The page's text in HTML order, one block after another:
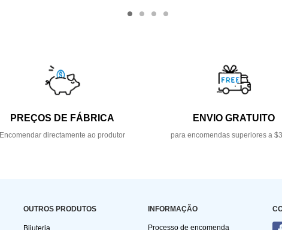
PREÇOS DE FÁBRICA
Encomendar directamente ao produtor
ENVIO GRATUITO
para encomendas superiores a
OUTROS PRODUTOS
Bijuteria
INFORMAÇÃO
Processo de encomenda